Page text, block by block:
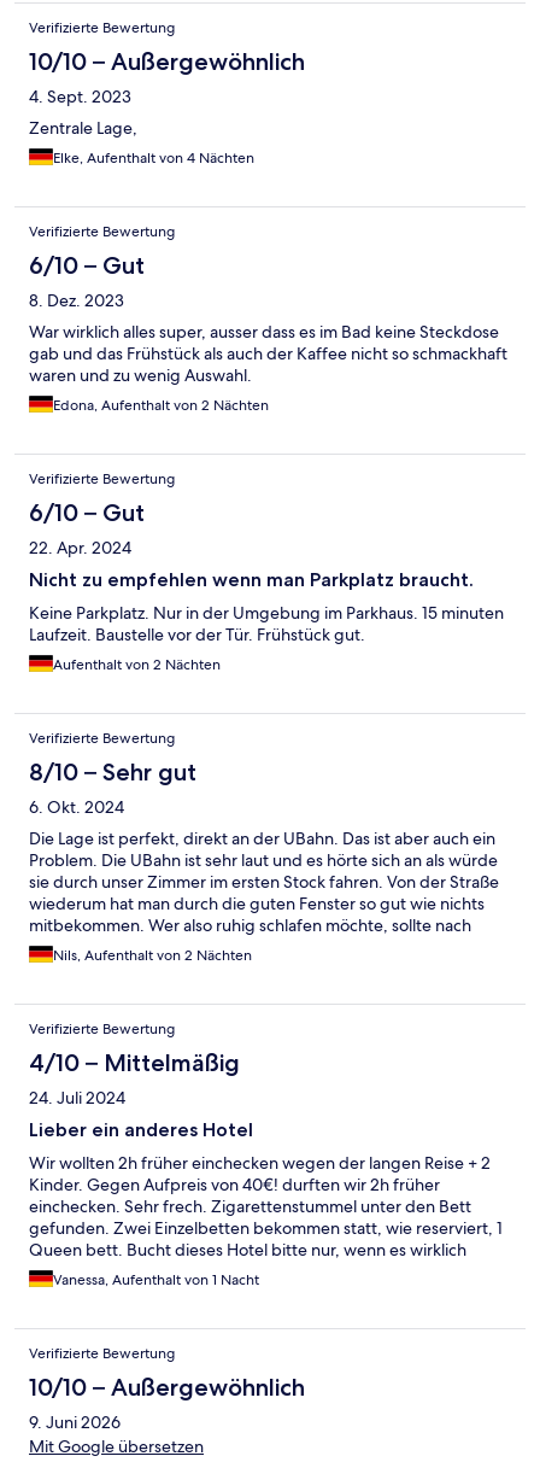
Verifizierte Bewertung
10/10 – Außergewöhnlich
4. Sept. 2023
Zentrale Lage,
Elke, Aufenthalt von 4 Nächten
Verifizierte Bewertung
6/10 – Gut
8. Dez. 2023
War wirklich alles super, ausser dass es im Bad keine Steckdose
gab und das Frühstück als auch der Kaffee nicht so schmackhaft
waren und zu wenig Auswahl.
Edona, Aufenthalt von 2 Nächten
Verifizierte Bewertung
6/10 – Gut
22. Apr. 2024
Nicht zu empfehlen wenn man Parkplatz braucht.
Keine Parkplatz. Nur in der Umgebung im Parkhaus. 15 minuten
Laufzeit. Baustelle vor der Tür. Frühstück gut.
Aufenthalt von 2 Nächten
Verifizierte Bewertung
8/10 – Sehr gut
6. Okt. 2024
Die Lage ist perfekt, direkt an der UBahn. Das ist aber auch ein
Problem. Die UBahn ist sehr laut und es hörte sich an als würde
sie durch unser Zimmer im ersten Stock fahren. Von der Straße
wiederum hat man durch die guten Fenster so gut wie nichts
mitbekommen. Wer also ruhig schlafen möchte, sollte nach
einem Zimmer Richtung Nebenstraße oder Innenhof fragen.
Nils, Aufenthalt von 2 Nächten
Verifizierte Bewertung
4/10 – Mittelmäßig
24. Juli 2024
Lieber ein anderes Hotel
Wir wollten 2h früher einchecken wegen der langen Reise + 2
Kinder. Gegen Aufpreis von 40€! durften wir 2h früher
einchecken. Sehr frech. Zigarettenstummel unter den Bett
gefunden. Zwei Einzelbetten bekommen statt, wie reserviert, 1
Queen bett. Bucht dieses Hotel bitte nur, wenn es wirklich
notwendig ist. Sonst lieber ein anderes
Vanessa, Aufenthalt von 1 Nacht
Verifizierte Bewertung
10/10 – Außergewöhnlich
9. Juni 2026
Mit Google übersetzen